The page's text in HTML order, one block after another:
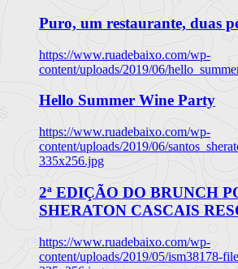
Puro, um restaurante, duas
https://www.ruadebaixo.com/wp-
content/uploads/2019/06/
Hello Summer Wine Party
https://www.ruadebaixo.com/wp-
content/uploads/2019/06/
335x256.jpg
2ª EDIÇÃO DO BRUNCH
SHERATON CASCAIS
https://www.ruadebaixo.com/wp-
content/uploads/2019/05/ism38178-